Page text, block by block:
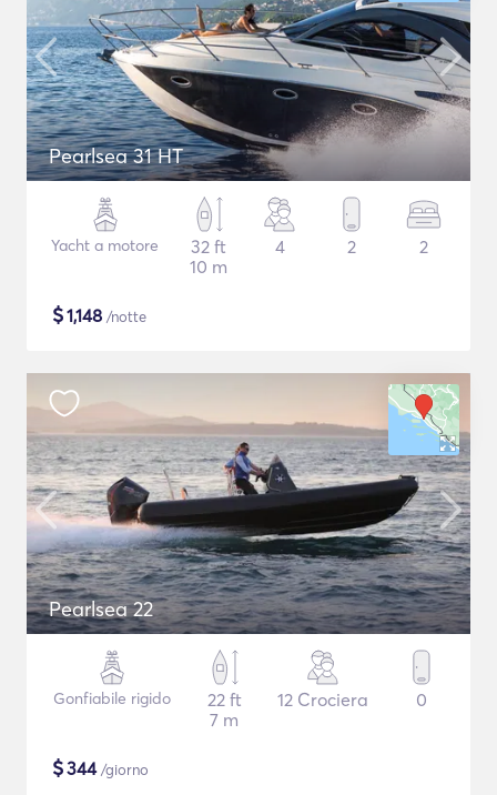
Pearlsea 31 HT
Yacht a motore
32 ft
10 m
4 2 2
$1,148 /notte
Pearlsea 22
Gonfiabile rigido
22 ft
7 m
12 Crociera 0
$344/giorno